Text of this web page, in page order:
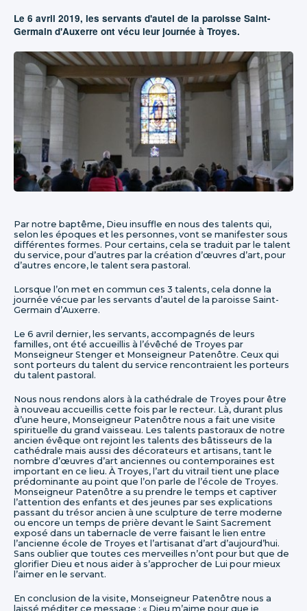
Le 6 avril 2019, les servants d'autel de la paroisse Saint-
Germain d'Auxerre ont vécu leur journée à Troyes.
Par notre baptême, Dieu insuffle en nous des talents qui,
selon les époques et les personnes, vont se manifester sous
différentes formes. Pour certains, cela se traduit par le talent
du service, pour d’autres par la création d’œuvres d’art, pour
d’autres encore, le talent sera pastoral.
Lorsque l’on met en commun ces 3 talents, cela donne la
journée vécue par les servants d’autel de la paroisse Saint-
Germain d’Auxerre.
Le 6 avril dernier, les servants, accompagnés de leurs
familles, ont été accueillis à l’évêché de Troyes par
Monseigneur Stenger et Monseigneur Patenôtre. Ceux qui
sont porteurs du talent du service rencontraient les porteurs
du talent pastoral.
Nous nous rendons alors à la cathédrale de Troyes pour être
à nouveau accueillis cette fois par le recteur. Là, durant plus
d’une heure, Monseigneur Patenôtre nous a fait une visite
spirituelle du grand vaisseau. Les talents pastoraux de notre
ancien évêque ont rejoint les talents des bâtisseurs de la
cathédrale mais aussi des décorateurs et artisans, tant le
nombre d’œuvres d’art anciennes ou contemporaines est
important en ce lieu. À Troyes, l’art du vitrail tient une place
prédominante au point que l’on parle de l’école de Troyes.
Monseigneur Patenôtre a su prendre le temps et captiver
l’attention des enfants et des jeunes par ses explications
passant du trésor ancien à une sculpture de terre moderne
ou encore un temps de prière devant le Saint Sacrement
exposé dans un tabernacle de verre faisant le lien entre
l’ancienne école de Troyes et l’artisanat d’art d’aujourd’hui.
Sans oublier que toutes ces merveilles n’ont pour but que de
glorifier Dieu et nous aider à s’approcher de Lui pour mieux
l’aimer en le servant.
En conclusion de la visite, Monseigneur Patenôtre nous a
laissé méditer ce message : « Dieu m’aime pour que je